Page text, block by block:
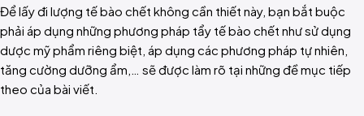
Để lấy đi lượng tế bào chết không cần thiết này, bạn bắt buộc
phải áp dụng những phương pháp tẩy tế bào chết như sử dụng
dược mỹ phẩm riêng biệt, áp dụng các phương pháp tự nhiên,
tăng cường dưỡng ẩm,… sẽ được làm rõ tại những đề mục tiếp
theo của bài viết.